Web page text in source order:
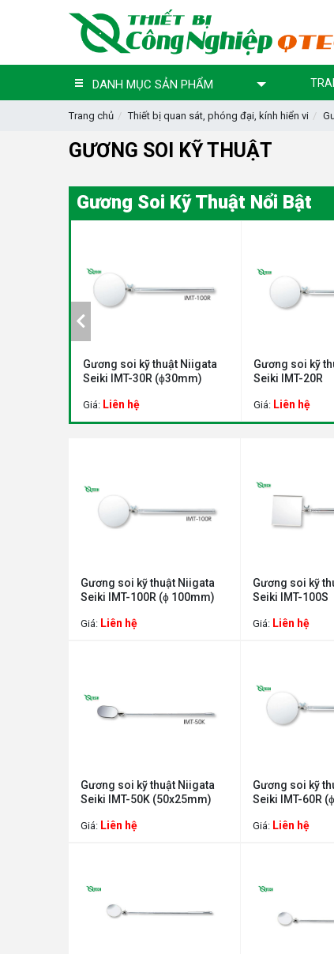
DANH MỤC SẢN PHẨM
Trang chủ Thiết bị quan sát, phóng đại, kính hiển vi
GƯƠNG SOI KỸ THUẬT
Gương Soi Kỹ Thuật Nổi Bật
Gương soi kỹ thuật Niigata
Seiki IMT-30R (ɸ30mm)
Giá:Liên hệ
Gương soi kỹ
Seiki IMT-20R
Giá:Liên hệ
Gương soi kỹ thuật Niigata
Seiki IMT-100R (ɸ 100mm)
Giá: Liên hệ
Gương soi kỹ
Seiki IMT-100S
Giá: Liên hệ
Gương soi kỹ thuật Niigata
Seiki IMT-50K (50x25mm)
Giá: Liên hệ
Gương soi kỹ
Seiki IMT-60R
Giá: Liên hệ